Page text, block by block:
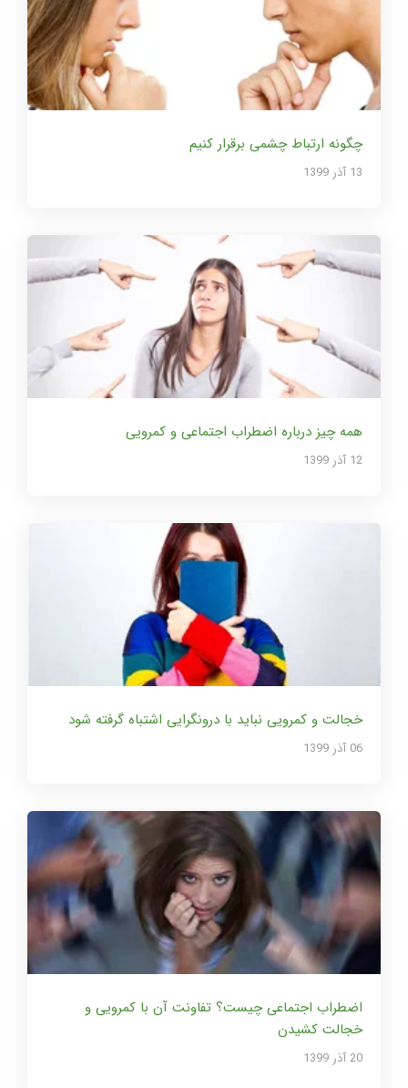
چگونه ارتباط چشمی برقرار کنیم
13 آذر 1399
همه چیز درباره اضطراب اجتماعی و کمرویی
12 آذر 1399
خجالت و کمرویی نباید با درونگرایی اشتباه گرفته شود
06 آذر 1399
اضطراب اجتماعی چیست؟ تفاونت آن با کمرویی و
خجالت کشیدن
20 آذر 1399